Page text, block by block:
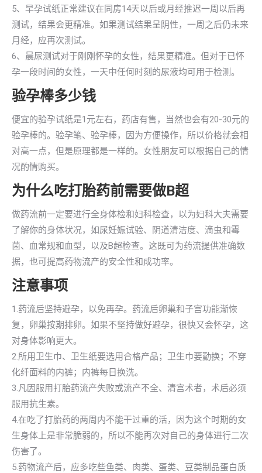
5、早孕试纸正常建议在同房14天以后或月经推迟一周以后再
测试，结果会更精准。如果测试结果呈阴性，一周之后仍未来
月经，应再次测试。
6、晨尿测试对于刚刚怀孕的女性，结果更精准。但对于已怀
孕一段时间的女性，一天中任何时刻的尿液均可用于检测。
验孕棒多少钱
便宜的验孕试纸是1元左右，药店有售，当然也会有20-30元的
验孕棒的。验孕笔、验孕棒，因为方便操作，所以价格就会相
对高一点，但是原理都是一样的。女性朋友可以根据自己的情
况酌情购买。
为什么吃打胎药前需要做B超
做药流前一定要进行全身体检和妇科检查，以为妇科大夫需要
了解你的身体状况，如尿妊娠试验、阴道清洁度、滴虫和霉
菌、血常规和血型，以及B超检查。这既可为药流提供准确数
据，也可提高药物流产的安全性和成功率。
注意事项
1.药流后坚持避孕，以免再孕。药流后卵巢和子宫功能渐恢
复，卵巢按期排卵。如果不坚持做好避孕，很快又会怀孕，这
对身体影响更大。
2.所用卫生巾、卫生纸要选用合格产品；卫生巾要勤换；不穿
化纤面料的内裤；内裤每日换洗。
3.凡因服用打胎药流产失败或流产不全、清宫术者，术后必须
服用抗生素。
4.在吃了打胎药的两周内不能干过重的活，因为这个时期的女
生身体上是非常脆弱的，所以不能再次对自己的身体进行二次
伤害了。
5.药物流产后，应多吃些鱼类、肉类、蛋类、豆类制品蛋白质